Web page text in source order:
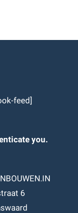
feed]
you.
6